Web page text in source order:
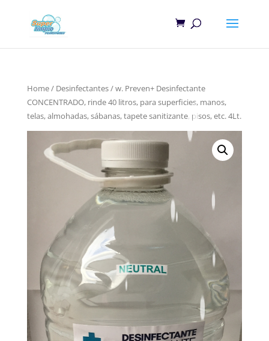
Home/ Desinfectantes/ w. Preven+ Desinfectante
CONCENTRADO, rinde 40 litros, para superficies, manos,
telas, almohadas, sábanas, tapete sanitizante, pisos, etc. 4Lt.